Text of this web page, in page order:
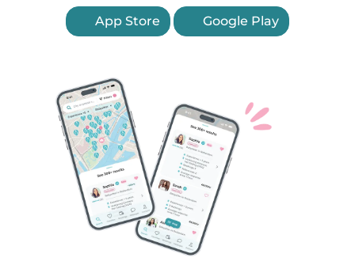
App Store Google Play